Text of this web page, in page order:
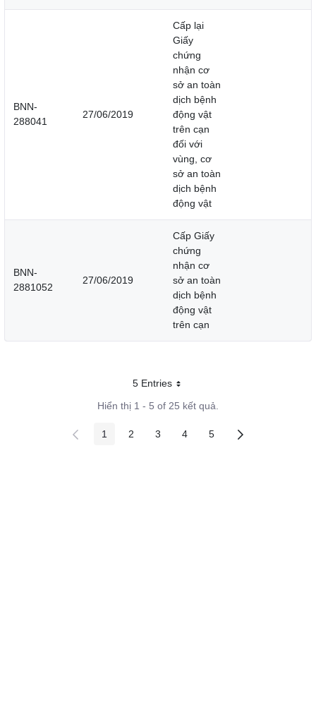
BNN-
288041
27/06/2019
Cấp lại
Giấy
chứng
nhận cơ
sở an toàn
dịch bệnh
động vật
trên cạn
đối với
vùng, cơ
sở an toàn
dịch bệnh
động vật
BNN-
2881052
27/06/2019
Cấp Giấy
chứng
nhận cơ
sở an toàn
dịch bệnh
động vật
trên cạn
5 EntriesMỗi trang
Hiển thị 1 - 5 of 25 kết quả.
Các trang trên cổng
1 Các trang trên cổng
2 Các trang trên cổng
3 Các trang trên cổng
4 Các trang trên cổng
5